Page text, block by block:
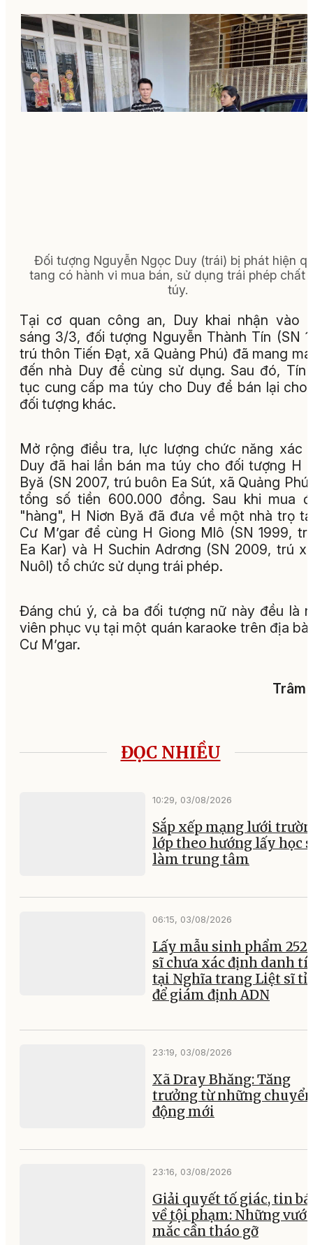
Đối tượng Nguyễn Ngọc Duy (trái) bị phát hiện
tang có hành vi mua bán, sử dụng trái phép chất
túy.
Tại cơ quan công an, Duy khai nhận vào
sáng 3/3, đối tượng Nguyễn Thành Tín (SN
trú thôn Tiến Đạt, xã Quảng Phú) đã mang
đến nhà Duy để cùng sử dụng. Sau đó, Tín
tục cung cấp ma túy cho Duy để bán lại cho
đối tượng khác.
Mở rộng điều tra, lực lượng chức năng xác
Duy đã hai lần bán ma túy cho đối tượng H
Byă (SN 2007, trú buôn Ea Sút, xã Quảng
tổng số tiền 600.000 đồng. Sau khi mua
"hàng", H Niơn Byă đã đưa về một nhà trọ
Cư M’gar để cùng H Giong Mlô (SN 1999,
Ea Kar) và H Suchin Adrơng (SN 2009, trú
Nuôl) tổ chức sử dụng trái phép.
Đáng chú ý, cả ba đối tượng nữ này đều là
viên phục vụ tại một quán karaoke trên địa
Cư M’gar.
Trâm
ĐỌC NHIỀU
10:29, 03/08/2026
Sắp xếp mạng lưới
lớp theo hướng lấy học
làm trung tâm
06:15, 03/08/2026
Lấy mẫu sinh phẩm 252
sĩ chưa xác định danh
tại Nghĩa trang Liệt sĩ
để giám định ADN
23:19, 03/08/2026
Xã Dray Bhăng: Tăng
trưởng từ những chuyển
động mới
23:16, 03/08/2026
Giải quyết tố giác, tin
về tội phạm: Những
mắc cần tháo gỡ